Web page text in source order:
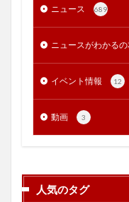
ニュース 689
ニュースがわかる
イベント情報 12
動画 3
人気のタグ